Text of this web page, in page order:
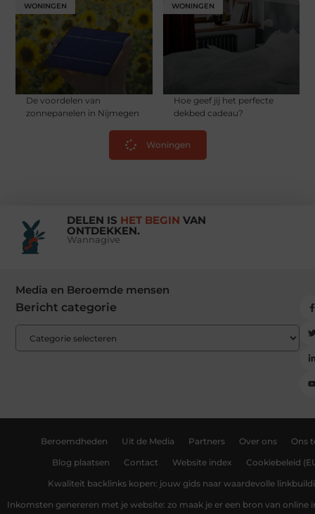
WONINGEN
De voordelen van
zonnepanelen in Nijmegen
WONINGEN
Hoe geef jij het perfecte
dekbed cadeau?
Woningen
DELEN IS HET BEGIN VAN
ONTDEKKEN.
Wannagive
Media en Beroemde mensen
Bericht categorie
Beroemdheden Uit de Media Partners Over ons Ons
Blog plaatsen Contact Website index Cookiebeleid
Kwaliteit backlinks kopen: jouw gids naar waardevolle
Inkomsten genereren met je website: zo maak je er een bron van online